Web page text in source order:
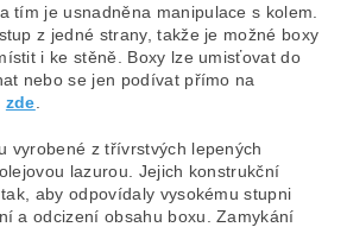
tím je usnadněna manipulace s kolem.
z jedné strany, takže je možné boxy
i ke stěně. Boxy lze umisťovat do
nebo se jen podívat přímo na
zde
vyrobené z třívrstvých lepených
lazurou. Jejich konstrukční
aby odpovídaly vysokému stupni
a odcizení obsahu boxu. Zamykání